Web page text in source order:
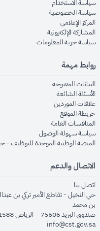
سياسة الاستخدام
سياسة الخصوصيةin new window
المركز الإعلاميin new window
المشاركة الإلكترونيةin new window
سياسة حرية المعلوماتwindow
روابط مهمة
البيانات المفتوحةin new window
الأسئلة الشائعةin new window
علاقات الموردينin new window
خريطة الموقعin new window
المنافسات العامةin new window
سياسة سهولة الوصولnew window
المنصة الوطنية الموحدة للتوظيف -
الاتصال والدعم
اتصل بنا
حي النخيل - تقاطع الأمير تركي بن
بن محمد
صندوق البريد 75606 – الرياض 11588
info@cst.gov.sa